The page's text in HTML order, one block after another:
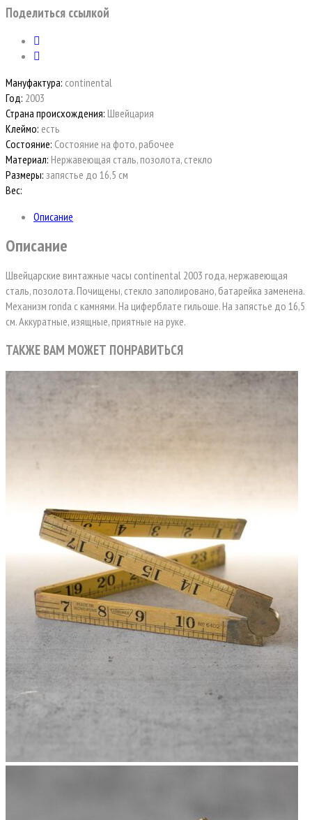
Поделиться ссылкой
Мануфактура: continental
Год: 2003
Страна происхождения: Швейцария
Клеймо: есть
Состояние: Состояние на фото, рабочее
Материал: Нержавеющая сталь, позолота, стекло
Размеры: запястье до 16,5 см
Вес:
Описание
Описание
Швейцарские винтажные часы continental 2003 года, нержавеющая
сталь, позолота. Почищены, стекло заполировано, батарейка заменена.
Механизм ronda с камнями. На циферблате гильоше. На запястье до 16,5
см. Аккуратные, изящные, приятные на руке.
ТАКЖЕ ВАМ МОЖЕТ ПОНРАВИТЬСЯ